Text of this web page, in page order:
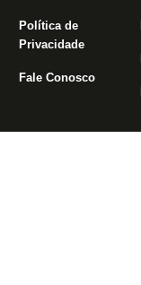
Política de
Privacidade
Fale Conosco